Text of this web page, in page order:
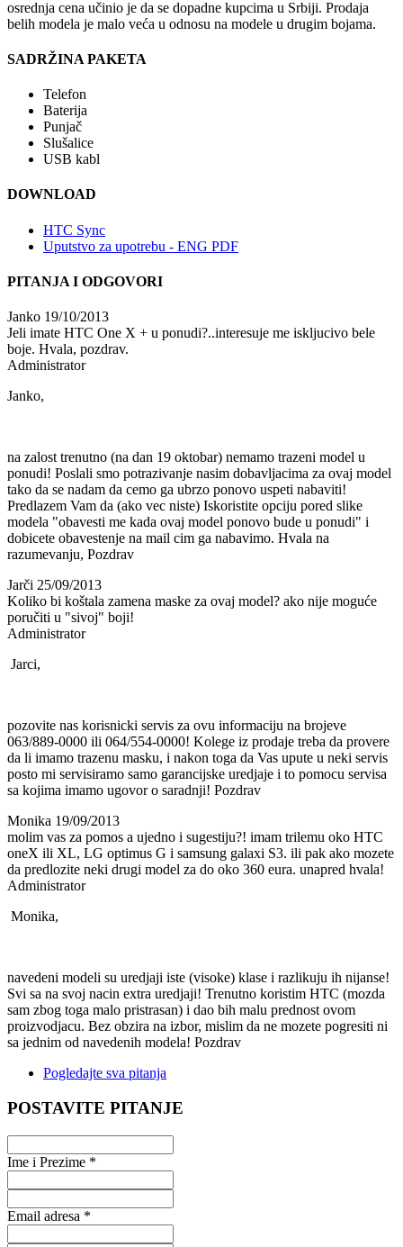
osrednja cena učinio je da se dopadne kupcima u Srbiji. Prodaja
belih modela je malo veća u odnosu na modele u drugim bojama.
SADRŽINA PAKETA
Telefon
Baterija
Punjač
Slušalice
USB kabl
DOWNLOAD
HTC Sync
Uputstvo za upotrebu - ENG PDF
PITANJA I ODGOVORI
Janko 19/10/2013
Jeli imate HTC One X + u ponudi?..interesuje me iskljucivo bele
boje. Hvala, pozdrav.
Administrator
Janko,
na zalost trenutno (na dan 19 oktobar) nemamo trazeni model u
ponudi! Poslali smo potrazivanje nasim dobavljacima za ovaj model
tako da se nadam da cemo ga ubrzo ponovo uspeti nabaviti!
Predlazem Vam da (ako vec niste) Iskoristite opciju pored slike
modela "obavesti me kada ovaj model ponovo bude u ponudi" i
dobicete obavestenje na mail cim ga nabavimo. Hvala na
razumevanju, Pozdrav
Jarči 25/09/2013
Koliko bi koštala zamena maske za ovaj model? ako nije moguće
poručiti u "sivoj" boji!
Administrator
Jarci,
pozovite nas korisnicki servis za ovu informaciju na brojeve
063/889-0000 ili 064/554-0000! Kolege iz prodaje treba da provere
da li imamo trazenu masku, i nakon toga da Vas upute u neki servis
posto mi servisiramo samo garancijske uredjaje i to pomocu servisa
sa kojima imamo ugovor o saradnji! Pozdrav
Monika 19/09/2013
molim vas za pomos a ujedno i sugestiju?! imam trilemu oko HTC
oneX ili XL, LG optimus G i samsung galaxi S3. ili pak ako mozete
da predlozite neki drugi model za do oko 360 eura. unapred hvala!
Administrator
Monika,
navedeni modeli su uredjaji iste (visoke) klase i razlikuju ih nijanse!
Svi sa na svoj nacin extra uredjaji! Trenutno koristim HTC (mozda
sam zbog toga malo pristrasan) i dao bih malu prednost ovom
proizvodjacu. Bez obzira na izbor, mislim da ne mozete pogresiti ni
sa jednim od navedenih modela! Pozdrav
Pogledajte sva pitanja
POSTAVITE PITANJE
Ime i Prezime *
Email adresa *